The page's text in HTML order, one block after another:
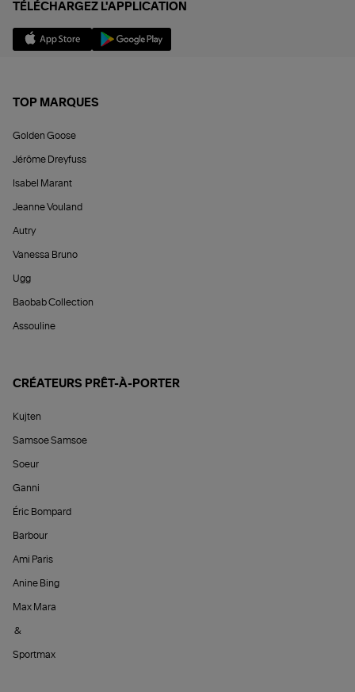
TÉLÉCHARGEZ L'APPLICATION
TOP MARQUES
Golden Goose
Jérôme Dreyfuss
Isabel Marant
Jeanne Vouland
Autry
Vanessa Bruno
Ugg
Baobab Collection
Assouline
CRÉATEURS PRÊT-À-PORTER
Kujten
Samsoe Samsoe
Soeur
Ganni
Éric Bompard
Barbour
Ami Paris
Anine Bing
Max Mara
&
Sportmax